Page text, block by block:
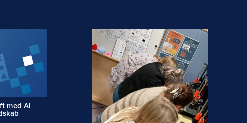
med AI